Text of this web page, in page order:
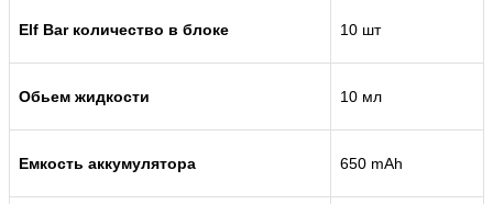
Elf Bar количество в блоке 10 шт
Обьем жидкости 10 мл
Емкость аккумулятора 650 mAh